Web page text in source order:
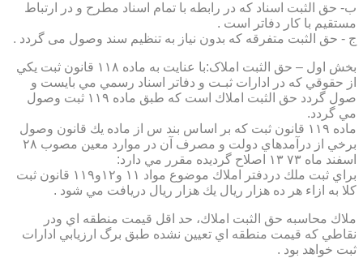
ب- حق الثبت اسناد كه در رابطه با تمام اسناد مطرح و در ارتباط
مستقيم با كار دفاتر است .
ج - حق الثبت متفرقه كه بدون نياز به تنظیم سند وصول می گردد .
بخش اول – حق الثبت املاک:با عنايت به ماده ۱۱۸ قانون ثبت يكي
از حقوقي كه در ادارات ثبـت و دفاتر اسناد رسمي مي بايست و
صول گردد حق الثبت املاك است كه طبق ماده ۱۱۹ ثبت وصول
مي گردد.
ماده ۱۱۹ قانون ثبت كه بر اساس بند س از ماده يك قانون وصول
برخي از درآمدهاي دولت و مصرف آن در موارد معين مصوب ۲۸
اسفند ماه ۷۳ ۱۳ اصلاح گرديده مقرر مي دارد:
براي ثبت ملك دردفتر املاك موضوع مواد ۱۱ و۱۲و۱۱۹ قانون ثبت
كلا به ازاء هر ده هزار ريال يك هزار ريال دريافت مي شود .
ملاك محاسبه حق الثبت املاك، حد اقل قيمت منطقه اي ودر
نقاطي كه قيمت منطقه اي تعيين نشده طبق برگ ارزيابي ادارات
ثبت خواهد بود .